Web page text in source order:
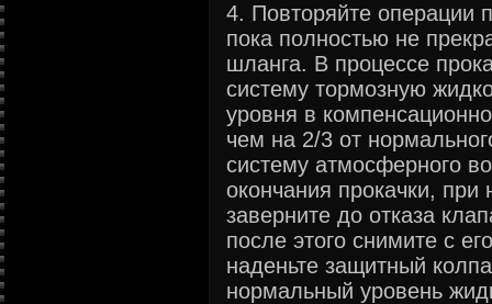
4. Повторяйте операции
пока полностью не
шланга. В процессе
систему тормозную
уровня в
чем на 2/3 от
систему атмосферного
окончания прокачки,
заверните до отказа
после этого снимите с
наденьте защитный
нормальный уровень